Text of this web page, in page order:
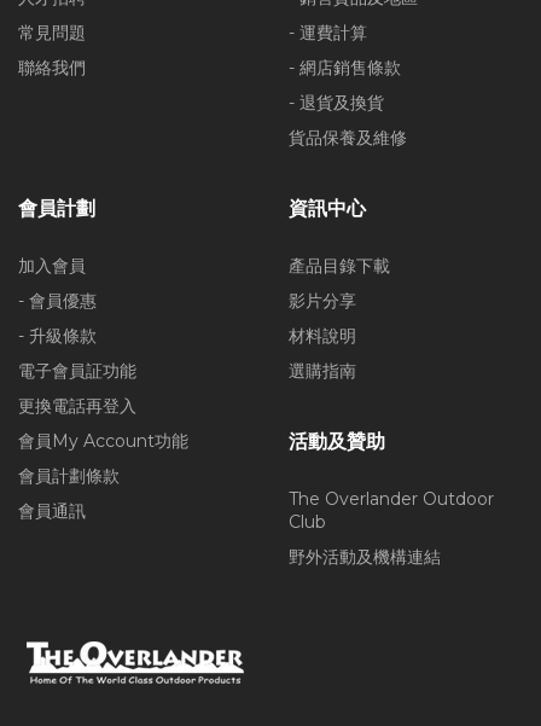
常見問題
聯絡我們
- 運費計算
- 網店銷售條款
- 退貨及換貨
貨品保養及維修
會員計劃
加入會員
- 會員優惠
- 升級條款
電子會員証功能
更換電話再登入
會員My Account功能
會員計劃條款
會員通訊
資訊中心
產品目錄下載
影片分享
材料說明
選購指南
活動及贊助
The Overlander Outdoor
Club
野外活動及機構連結